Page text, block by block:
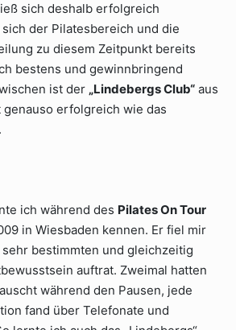
sich deshalb erfolgreich
der Pilatesbereich und die
zu diesem Zeitpunkt bereits
bestens und gewinnbringend
ist der „Lindebergs Club“ aus
erfolgreich wie das
ich während des Pilates On Tour
in Wiesbaden kennen. Er fiel mir
bestimmten und gleichzeitig
auftrat. Zweimal hatten
während den Pausen, jede
fand über Telefonate und